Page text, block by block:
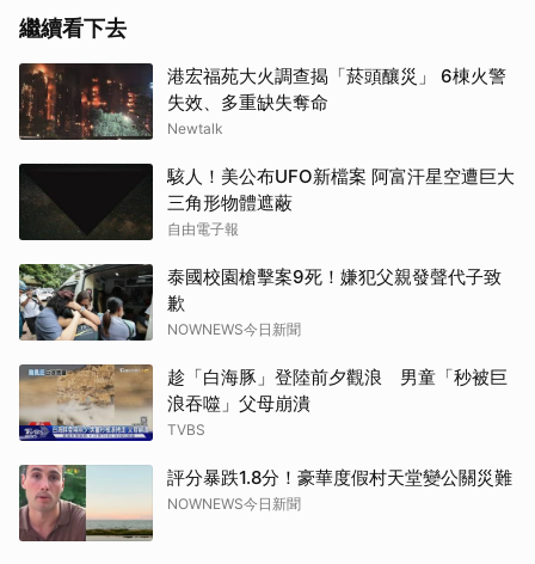
繼續看下去
港宏福苑大火調查揭「菸頭釀災」 6棟火警
失效、多重缺失奪命
Newtalk
駭人！美公布UFO新檔案 阿富汗星空遭巨大
三角形物體遮蔽
自由電子報
泰國校園槍擊案9死！嫌犯父親發聲代子致
歉
NOWNEWS今日新聞
趁「白海豚」登陸前夕觀浪 男童「秒被巨
浪吞噬」父母崩潰
TVBS
評分暴跌1.8分！豪華度假村天堂變公關災難
NOWNEWS今日新聞